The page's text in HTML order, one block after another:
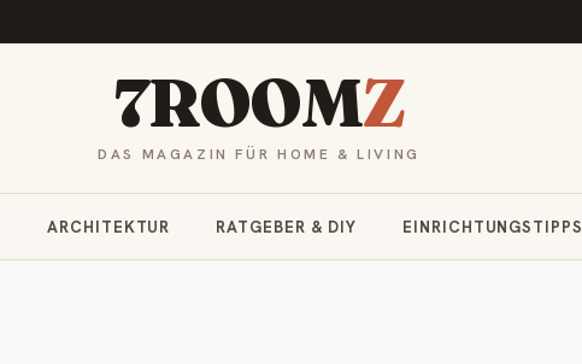
7ROOMZ
DAS MAGAZIN FÜR HOME & LIVING
ARCHITEKTUR RATGEBER & DIY EINRICHTUNGSTIPPS